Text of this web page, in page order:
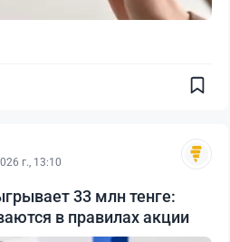
г., 13:10
33 млн тенге:
в правилах акции